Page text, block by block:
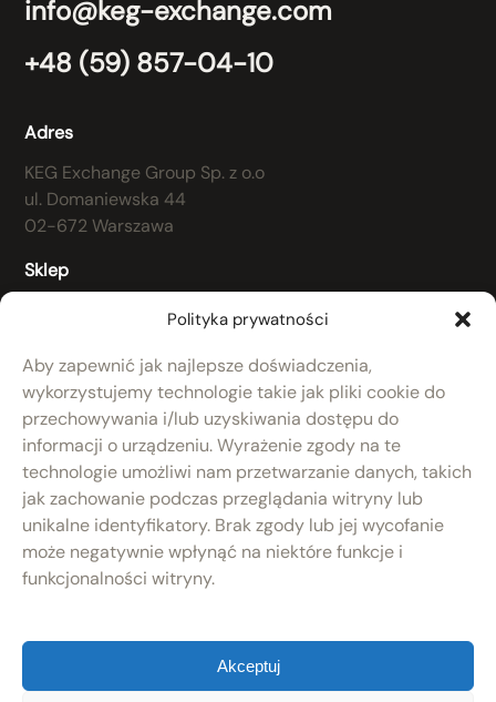
Polityka prywatności
Aby zapewnić jak najlepsze doświadczenia,
wykorzystujemy technologie takie jak pliki cookie do
przechowywania i/lub uzyskiwania dostępu do
informacji o urządzeniu. Wyrażenie zgody na te
technologie umożliwi nam przetwarzanie danych, takich
jak zachowanie podczas przeglądania witryny lub
unikalne identyfikatory. Brak zgody lub jej wycofanie
może negatywnie wpłynąć na niektóre funkcje i
funkcjonalności witryny.
Akceptuj
info@keg-exchange.com
+48 (59) 857-04-10
Adres
KEG Exchange Group Sp. z o.o
ul. Domaniewska 44
02-672 Warszawa
Sklep
RODO
Polityka prywatności
Produkty
Nowości
Po remoncie
Zaprojektuj keg
Kontakt